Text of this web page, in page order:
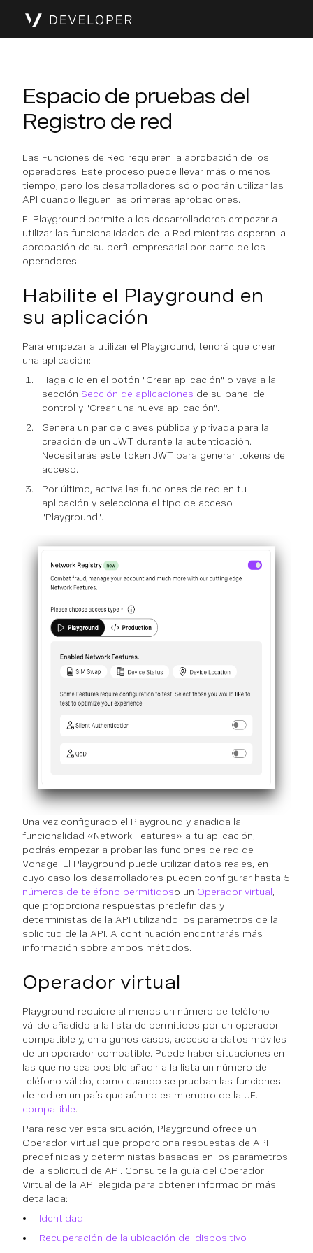
Espacio de pruebas del
Registro de red
Las Funciones de Red requieren la aprobación de los
operadores. Este proceso puede llevar más o menos
tiempo, pero los desarrolladores sólo podrán utilizar las
API cuando lleguen las primeras aprobaciones.
El Playground permite a los desarrolladores empezar a
utilizar las funcionalidades de la Red mientras esperan la
aprobación de su perfil empresarial por parte de los
operadores.
Habilite el Playground en
su aplicación
Para empezar a utilizar el Playground, tendrá que crear
una aplicación:
Haga clic en el botón "Crear aplicación" o vaya a la
sección Sección de aplicaciones de su panel de
control y "Crear una nueva aplicación".
Genera un par de claves pública y privada para la
creación de un JWT durante la autenticación.
Necesitarás este token JWT para generar tokens de
acceso.
Por último, activa las funciones de red en tu
aplicación y selecciona el tipo de acceso
"Playground".
Una vez configurado el Playground y añadida la
funcionalidad «Network Features» a tu aplicación,
podrás empezar a probar las funciones de red de
Vonage. El Playground puede utilizar datos reales, en
cuyo caso los desarrolladores pueden configurar hasta 5
números de teléfono permitidoso un Operador virtual,
que proporciona respuestas predefinidas y
deterministas de la API utilizando los parámetros de la
solicitud de la API. A continuación encontrarás más
información sobre ambos métodos.
Operador virtual
Playground requiere al menos un número de teléfono
válido añadido a la lista de permitidos por un operador
compatible y, en algunos casos, acceso a datos móviles
de un operador compatible. Puede haber situaciones en
las que no sea posible añadir a la lista un número de
teléfono válido, como cuando se prueban las funciones
de red en un país que aún no es miembro de la UE.
compatible.
Para resolver esta situación, Playground ofrece un
Operador Virtual que proporciona respuestas de API
predefinidas y deterministas basadas en los parámetros
de la solicitud de API. Consulte la guía del Operador
Virtual de la API elegida para obtener información más
detallada:
Identidad
Recuperación de la ubicación del dispositivo